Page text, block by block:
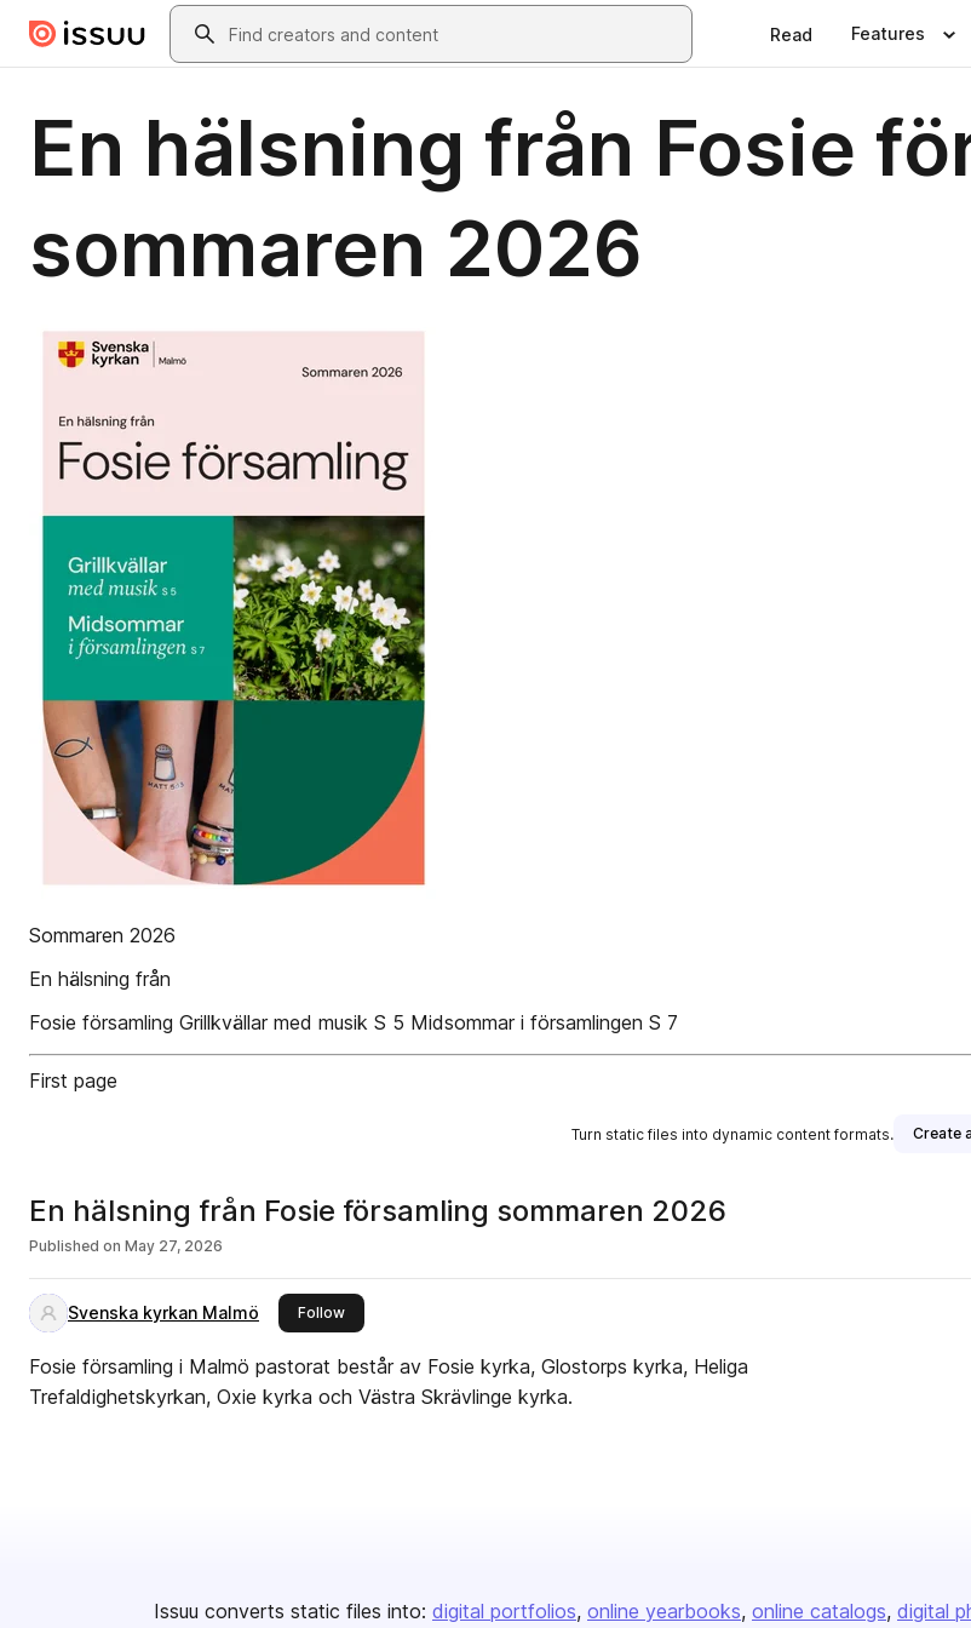
Skip to main contentSearch
Read Features
En hälsning från Fosie
sommaren 2026
Sommaren 2026
En hälsning från
Fosie församling Grillkvällar med musik S 5 Midsommar i församlingen S 7
First page
Turn static files into dynamic content formats. Create
En hälsning från Fosie församling sommaren 2026
Published on May 27, 2026
Svenska kyrkan Malmö Followthis publisher
Fosie församling i Malmö pastorat består av Fosie kyrka, Glostorps kyrka, Heliga
Trefaldighetskyrkan, Oxie kyrka och Västra Skrävlinge kyrka.
Issuu converts static files into: digital portfolios online yearbooks online catalogs digital